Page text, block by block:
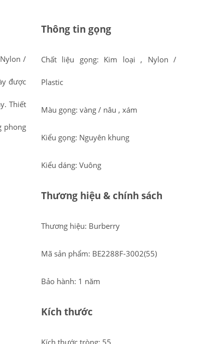
/
được
Thiết
phong
Thông tin gọng
Chất liệu gọng: Kim loại , Nylon /
Plastic
Màu gọng: vàng / nâu , xám
Kiểu gọng: Nguyên khung
Kiểu dáng: Vuông
Thương hiệu & chính sách
Thương hiệu: Burberry
Mã sản phẩm: BE2288F-3002(55)
Bảo hành: 1 năm
Kích thước
Kích thước tròng: 55